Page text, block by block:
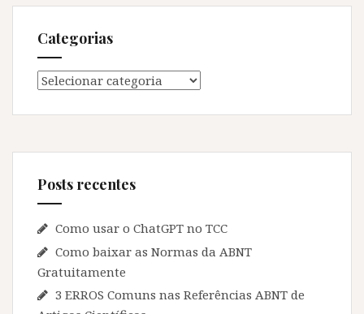
Categorias
Categorias
Posts recentes
Como usar o ChatGPT no TCC
Como baixar as Normas da ABNT
Gratuitamente
3 ERROS Comuns nas Referências ABNT de